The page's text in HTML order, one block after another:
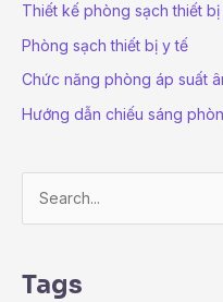
Thiết kế phòng sạch thiết
Phòng sạch thiết bị y tế
Chức năng phòng áp suất
Hướng dẫn chiếu sáng
Tags